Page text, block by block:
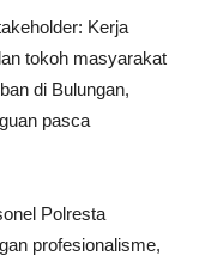
Kerja
tokoh masyarakat
di Bulungan,
pasca
Polresta
profesionalisme,